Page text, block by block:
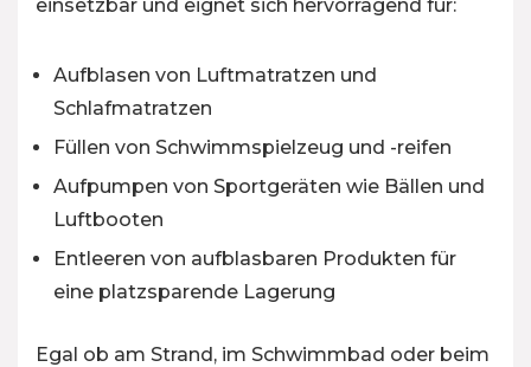
einsetzbar und eignet sich hervorragend für:
Aufblasen von Luftmatratzen und
Schlafmatratzen
Füllen von Schwimmspielzeug und -reifen
Aufpumpen von Sportgeräten wie Bällen und
Luftbooten
Entleeren von aufblasbaren Produkten für
eine platzsparende Lagerung
Egal ob am Strand, im Schwimmbad oder beim